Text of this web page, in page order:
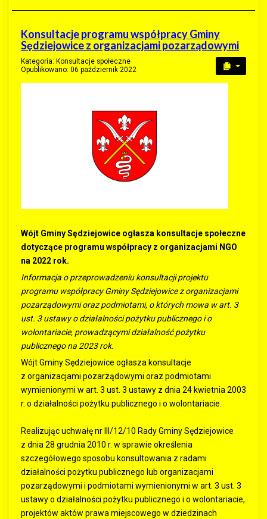
Konsultacje programu współpracy Gminy
Sędziejowice z organizacjami pozarządowymi
Kategoria: Konsultacje społeczne
Opublikowano: 06 październik 2022
Wójt Gminy Sędziejowice ogłasza konsultacje społeczne
dotyczące programu współpracy z organizacjami NGO
na 2022 rok.
Informacja o przeprowadzeniu konsultacji projektu
programu współpracy Gminy Sędziejowice z organizacjami
pozarządowymi oraz podmiotami, o których mowa w art. 3
ust. 3 ustawy o działalności pożytku publicznego i o
wolontariacie, prowadzącymi działalność pożytku
publicznego na 2023 rok.
Wójt Gminy Sędziejowice ogłasza konsultacje
z organizacjami pozarządowymi oraz podmiotami
wymienionymi w art. 3 ust. 3 ustawy z dnia 24 kwietnia 2003
r. o działalności pożytku publicznego i o wolontariacie.
Realizując uchwałę nr III/12/10 Rady Gminy Sędziejowice
z dnia 28 grudnia 2010 r. w sprawie określenia
szczegółowego sposobu konsultowania z radami
działalności pożytku publicznego lub organizacjami
pozarządowymi i podmiotami wymienionymi w art. 3 ust. 3
ustawy o działalności pożytku publicznego i o wolontariacie,
projektów aktów prawa miejscowego w dziedzinach